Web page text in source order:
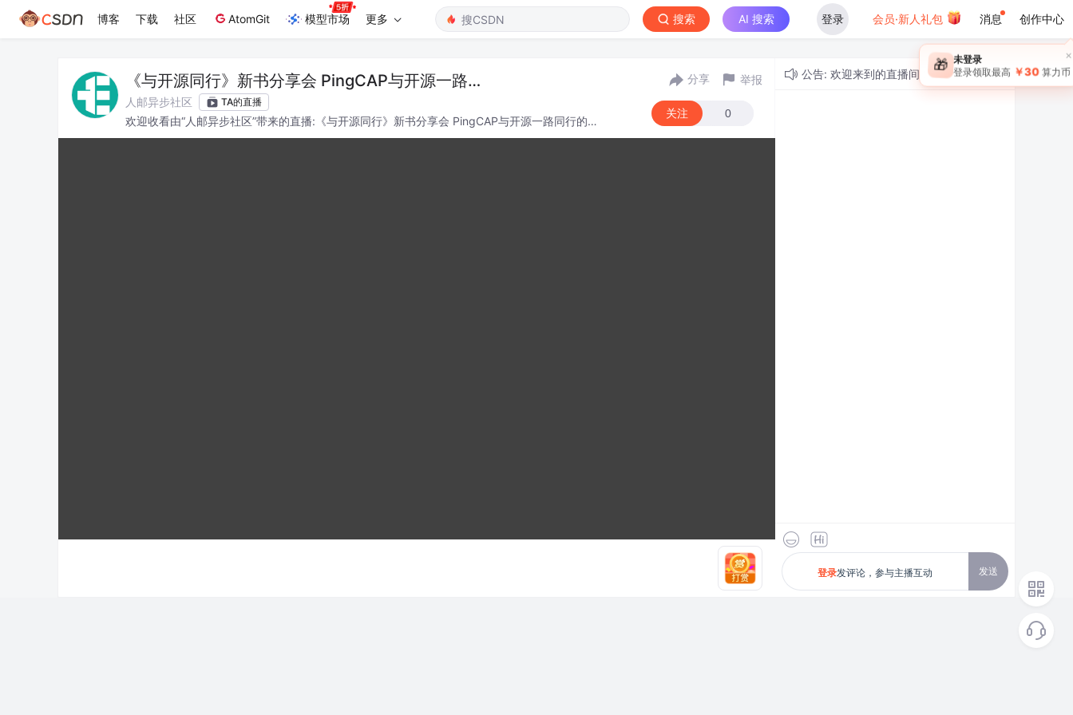
博客 下载 社区 AtomGit 模型市场 更多 搜索 AI 搜索 登录 会员·新人礼包 消息 创作中心
×
🎁 未登录
登录领取最高 ￥30 算力币
《与开源同行》新书分享会 PingCAP与开源一路同
行的成长与感悟【悦读时间】
人邮异步社区 TA的直播
欢迎收看由“人邮异步社区”带来的直播:《与开源同行》新书分享会 PingCAP与开源一路同行的成
长与感悟【悦读时间】，希望各位能有所收获。
分享 举报
关注 0
公告: 欢迎来到的直播间！
发送
登录发评论，参与主播互动